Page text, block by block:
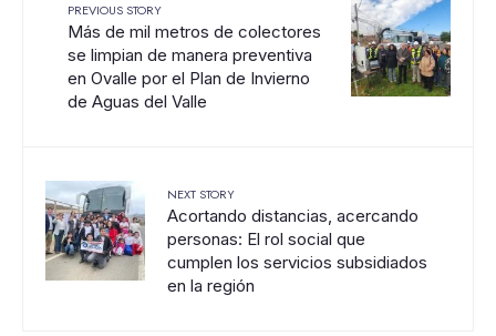
PREVIOUS STORY
Más de mil metros de colectores
se limpian de manera preventiva
en Ovalle por el Plan de Invierno
de Aguas del Valle
NEXT STORY
Acortando distancias, acercando
personas: El rol social que
cumplen los servicios subsidiados
en la región